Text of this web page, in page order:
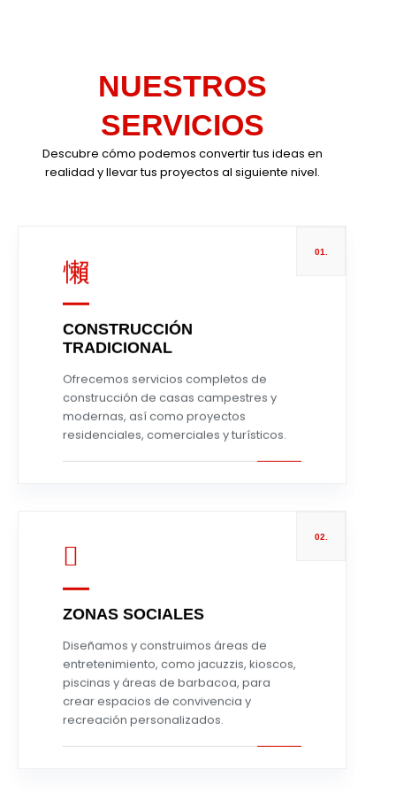
NUESTROS
SERVICIOS
Descubre cómo podemos convertir tus ideas en
realidad y llevar tus proyectos al siguiente nivel.
CONSTRUCCIÓN
TRADICIONAL
Ofrecemos servicios completos de
construcción de casas campestres y
modernas, así como proyectos
residenciales, comerciales y turísticos.
01.
Leer más
ZONAS SOCIALES
Diseñamos y construimos áreas de
entretenimiento, como jacuzzis, kioscos,
piscinas y áreas de barbacoa, para
crear espacios de convivencia y
recreación personalizados.
02.
Leer más